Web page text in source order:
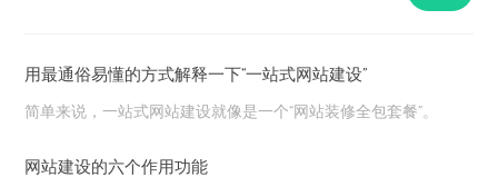
用最通俗易懂的方式解释一下“一站式网站建设”
简单来说，一站式网站建设就像是一个“网站装修全包套餐”。
网站建设的六个作用功能